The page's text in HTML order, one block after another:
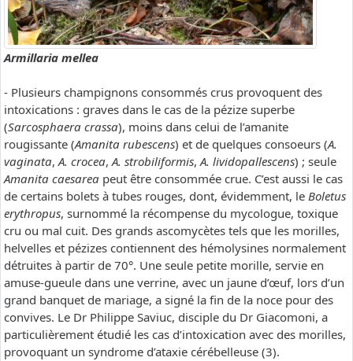
Armillaria mellea
- Plusieurs champignons consommés crus provoquent des
intoxications : graves dans le cas de la pézize superbe
(Sarcosphaera crassa), moins dans celui de l’amanite
rougissante (Amanita rubescens) et de quelques consoeurs (A.
vaginata,A. crocea, A. strobiliformis,A. lividopallescens) ; seule
Amanita caesarea peut être consommée crue. C’est aussi le cas
de certains bolets à tubes rouges, dont, évidemment, le Boletus
erythropus, surnommé la récompense du mycologue, toxique
cru ou mal cuit. Des grands ascomycètes tels que les morilles,
helvelles et pézizes contiennent des hémolysines normalement
détruites à partir de 70°. Une seule petite morille, servie en
amuse-gueule dans une verrine, avec un jaune d’œuf, lors d’un
grand banquet de mariage, a signé la fin de la noce pour des
convives. Le Dr Philippe Saviuc, disciple du Dr Giacomoni, a
particulièrement étudié les cas d’intoxication avec des morilles,
provoquant un syndrome d’ataxie cérébelleuse (3).